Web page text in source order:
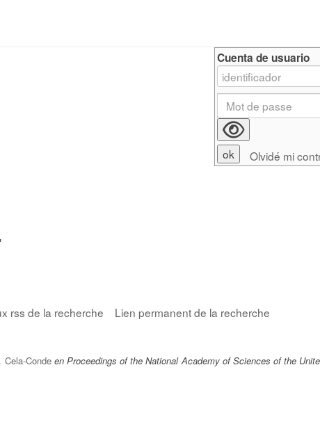
rss de la recherche Lien permanent de la recherche
Cela-Conde en Proceedings of the National Academy of Sciences of the
Cuenta de usuario
Olvidé mi